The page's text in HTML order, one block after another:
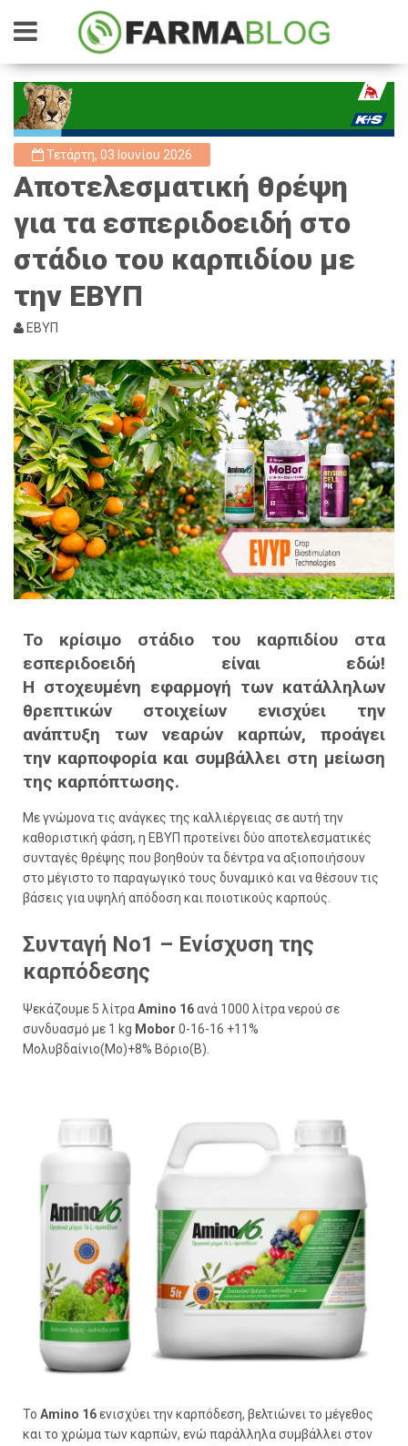
Τετάρτη, 03 Ιουνίου 2026
Αποτελεσματική θρέψη
για τα εσπεριδοειδή στο
στάδιο του καρπιδίου με
την ΕΒΥΠ
ΕΒΥΠ
Το κρίσιμο στάδιο του καρπιδίου στα
εσπεριδοειδή είναι εδώ!
Η στοχευμένη εφαρμογή των κατάλληλων
θρεπτικών
στοιχείων
ενισχύει την
ανάπτυξη των νεαρών καρπών, προάγει
την καρποφορία και συμβάλλει στη μείωση
της καρπόπτωσης.
Με γνώμονα τις ανάγκες της καλλιέργειας σε αυτή την
καθοριστική φάση, η ΕΒΥΠ προτείνει δύο αποτελεσματικές
συνταγές θρέψης που βοηθούν τα δέντρα να αξιοποιήσουν
στο μέγιστο το παραγωγικό τους δυναμικό και να θέσουν τις
βάσεις για υψηλή απόδοση και ποιοτικούς καρπούς.
Συνταγή Νο1 – Ενίσχυση της
καρπόδεσης
Ψεκάζουμε 5 λίτραAmino 16ανά 1000 λίτρα νερού σε
συνδυασμό με 1 kg Mobor 0-16-16 +11%
Μολυβδαίνιο(Mo)+8% Βόριο(B).
Το Amino 16ενισχύει την καρπόδεση, βελτιώνει το μέγεθος
και το χρώμα των καρπών, ενώ παράλληλα συμβάλλει στον